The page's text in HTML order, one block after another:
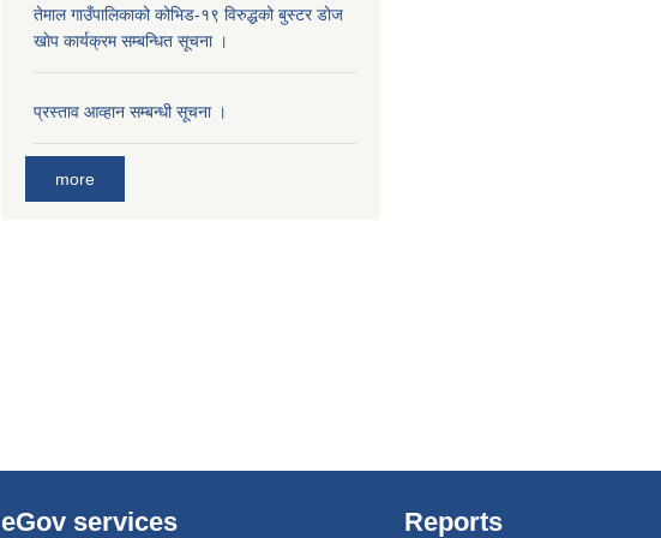
तेमाल गाउँपालिकाको कोभिड-१९ विरुद्धको बुस्टर डाेज
खाेप कार्यक्रम सम्बन्धित सूचना ।
प्रस्ताव आव्हान सम्बन्धी सूचना ।
more
eGov services Reports